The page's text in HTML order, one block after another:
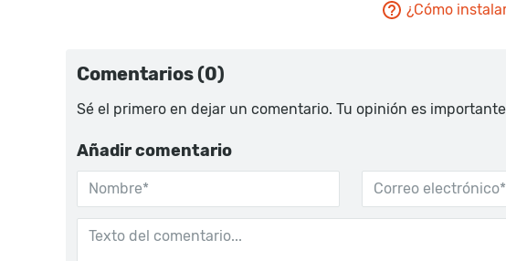
¿Cómo
Comentarios (0)
Sé el primero en dejar un comentario. Tu opinión es
Añadir comentario